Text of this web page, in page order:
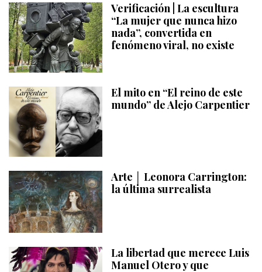
Verificación | La escultura
“La mujer que nunca hizo
nada”, convertida en
fenómeno viral, no existe
El mito en “El reino de este
mundo” de Alejo Carpentier
Arte │ Leonora Carrington:
la última surrealista
La libertad que merece Luis
Manuel Otero y que